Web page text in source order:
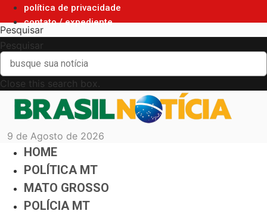
política de privacidade
contato / expediente
Pesquisar
Pesquisar
Close this search box.
9 de Agosto de 2026
HOME
POLÍTICA MT
MATO GROSSO
POLÍCIA MT